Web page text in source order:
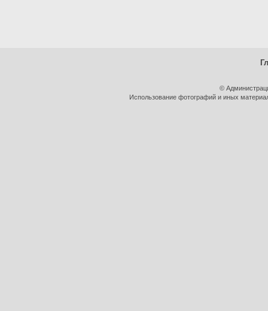
©
Использование фотографий и иных